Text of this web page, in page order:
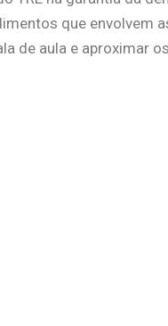
que envolvem
de aula e aproximar